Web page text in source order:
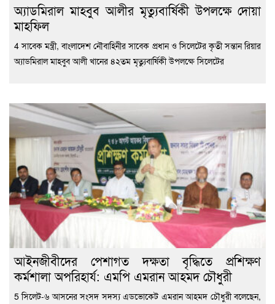
অ্যাডমিরাল মাহবুব আলীর মৃত্যুবার্ষিকী উপলক্ষে দোয়া
মাহফিল
4 সাবেক মন্ত্রী, বাংলাদেশ নৌবাহিনীর সাবেক প্রধান ও সিলেটের কৃতী সন্তান রিয়ার
অ্যাডমিরাল মাহবুব আলী খানের ৪২তম মৃত্যুবার্ষিকী উপলক্ষে সিলেটের
‎আইনজীবীদের পেশাগত দক্ষতা বৃদ্ধিতে প্রশিক্ষণ
কর্মশালা অপরিহার্য: এমপি এমরান আহমদ চৌধুরী
5 ‎সিলেট-৬ আসনের সংসদ সদস্য এডভোকেট এমরান আহমদ চৌধুরী বলেছেন,